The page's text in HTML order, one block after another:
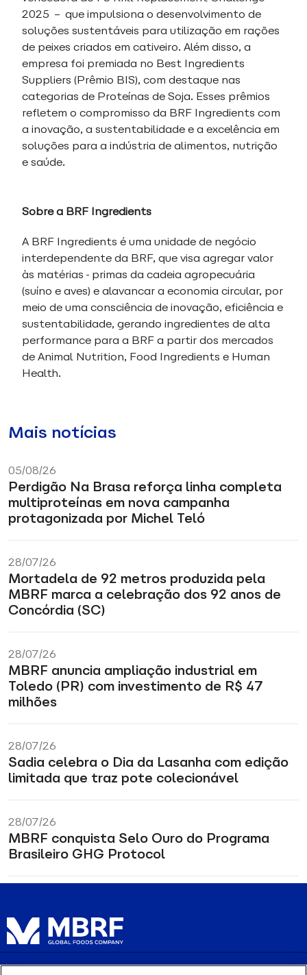
2025 – que impulsiona o desenvolvimento de
soluções sustentáveis para utilização em rações
de peixes criados em cativeiro. Além disso, a
empresa foi premiada no Best Ingredients
Suppliers (Prêmio BIS), com destaque nas
categorias de Proteínas de Soja. Esses prêmios
refletem o compromisso da BRF Ingredients com
a inovação, a sustentabilidade e a excelência em
soluções para a indústria de alimentos, nutrição
e saúde.
Sobre a BRF Ingredients
A BRF Ingredients é uma unidade de negócio
interdependente da BRF, que visa agregar valor
às matérias-primas da cadeia agropecuária
(suíno e aves) e alavancar a economia circular, por
meio de uma consciência de inovação, eficiência e
sustentabilidade, gerando ingredientes de alta
performance para a BRF a partir dos mercados
de Animal Nutrition, Food Ingredients e Human
Health.
Mais notícias
05/08/26
Perdigão Na Brasa reforça linha completa
multiproteínas em nova campanha
protagonizada por Michel Teló
28/07/26
Mortadela de 92 metros produzida pela
MBRF marca a celebração dos 92 anos de
Concórdia (SC)
28/07/26
MBRF anuncia ampliação industrial em
Toledo (PR) com investimento de R$ 47
milhões
28/07/26
Sadia celebra o Dia da Lasanha com edição
limitada que traz pote colecionável
28/07/26
MBRF conquista Selo Ouro do Programa
Brasileiro GHG Protocol